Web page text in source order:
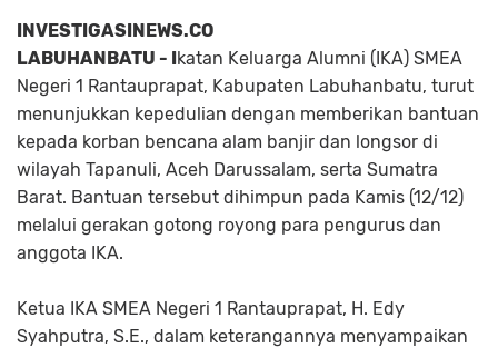
INVESTIGASINEWS.CO
LABUHANBATU - Ikatan Keluarga Alumni (IKA) SMEA
Negeri 1 Rantauprapat, Kabupaten Labuhanbatu, turut
menunjukkan kepedulian dengan memberikan bantuan
kepada korban bencana alam banjir dan longsor di
wilayah Tapanuli, Aceh Darussalam, serta Sumatra
Barat. Bantuan tersebut dihimpun pada Kamis (12/12)
melalui gerakan gotong royong para pengurus dan
anggota IKA.
Ketua IKA SMEA Negeri 1 Rantauprapat, H. Edy
Syahputra, S.E., dalam keterangannya menyampaikan